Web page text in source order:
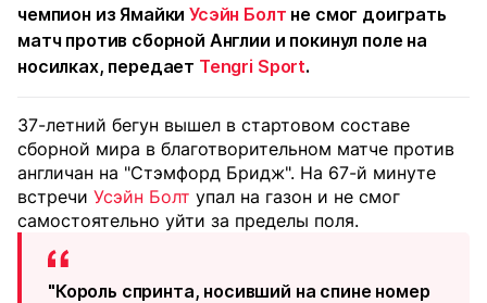
чемпион из ЯмайкиУсэйн Болт не смог доиграть
матч против сборной Англии и покинул поле на
носилках, передает Tengri Sport.
37-летний бегун вышел в стартовом составе
сборной мира в благотворительном матче против
англичан на "Стэмфорд Бридж". На 67-й минуте
встречи Усэйн Болт упал на газон и не смог
самостоятельно уйти за пределы поля.
"Король спринта, носивший на спине номер